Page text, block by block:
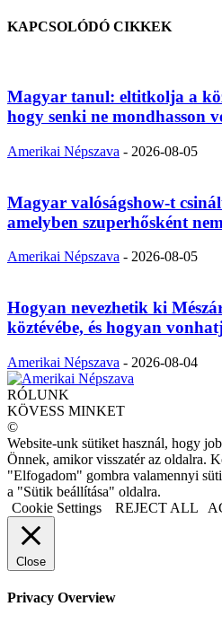
KAPCSOLÓDÓ CIKKEK
Magyar tanul: eltitkolja a
hogy senki ne mondhasson
Amerikai Népszava - 2026-08-05
Magyar valóságshow-t
amelyben szuperhősként
Amerikai Népszava - 2026-08-05
Hogyan nevezhetik ki
köztévébe, és hogyan
Amerikai Népszava - 2026-08-04
RÓLUNK
KÖVESS MINKET
©
Website-unk sütiket használ, hogy
Önnek, amikor visszatér az oldalra.
"Elfogadom" gombra valamennyi
a "Sütik beállítása" oldalra.
Cookie Settings
REJECT ALL
Close
Privacy Overview